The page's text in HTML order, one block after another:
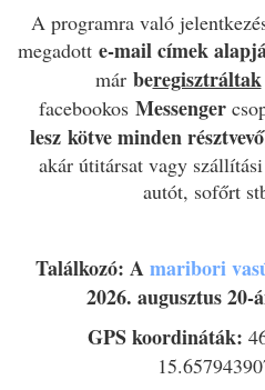
A programra való
megadott e-mail címek
már beregisztráltak
facebookos Messenger
lesz kötveminden résztvevő
akár útitársat vagy
autót, sofőrt
Találkozó: Amaribori
2026. augusztus
GPS koordináták: